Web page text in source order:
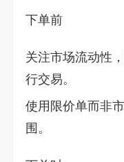
下单前
关注市场流动性
行交易。
使用限价单而非
围。